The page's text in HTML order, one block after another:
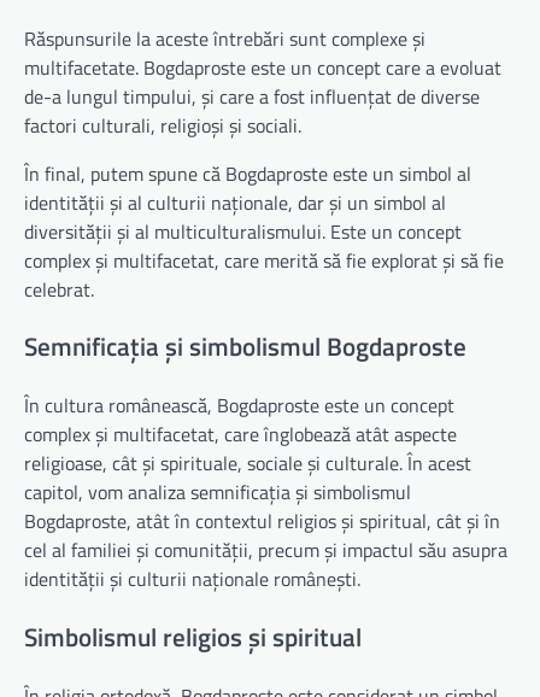
Răspunsurile la aceste întrebări sunt complexe și
multifacetate. Bogdaproste este un concept care a evoluat
de-a lungul timpului, și care a fost influențat de diverse
factori culturali, religioși și sociali.
În final, putem spune că Bogdaproste este un simbol al
identității și al culturii naționale, dar și un simbol al
diversității și al multiculturalismului. Este un concept
complex și multifacetat, care merită să fie explorat și să fie
celebrat.
Semnificația și simbolismul Bogdaproste
În cultura românească, Bogdaproste este un concept
complex și multifacetat, care înglobează atât aspecte
religioase, cât și spirituale, sociale și culturale. În acest
capitol, vom analiza semnificația și simbolismul
Bogdaproste, atât în contextul religios și spiritual, cât și în
cel al familiei și comunității, precum și impactul său asupra
identității și culturii naționale românești.
Simbolismul religios și spiritual